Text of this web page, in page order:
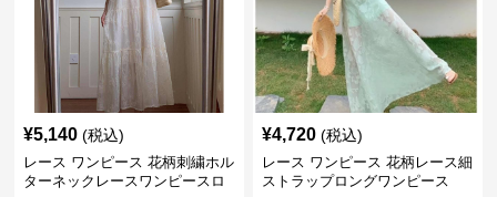
¥5,140 (税込)
レース ワンピース 花柄刺繍ホル
ターネックレースワンピースロ
¥4,720 (税込)
レース ワンピース 花柄レース細
ストラップロングワンピース